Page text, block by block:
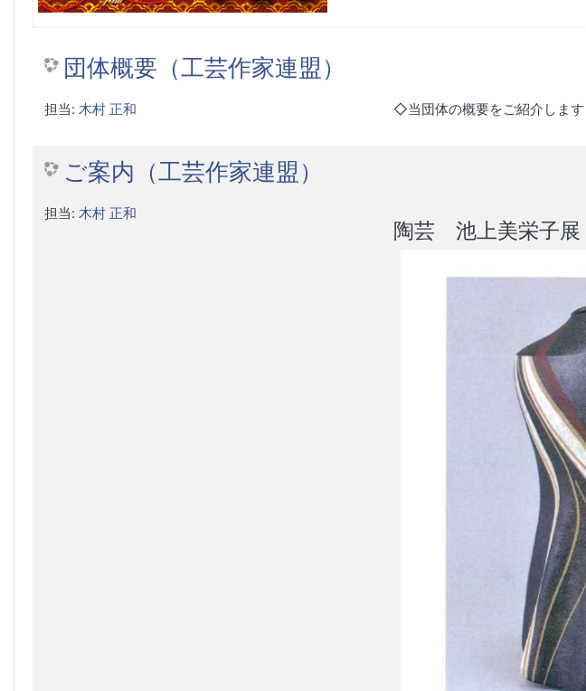
団体概要（工芸作家連盟）
◇当団体の概要をご紹介します
担当: 木村 正和
ご案内（工芸作家連盟）
陶芸 池上美栄子展
担当: 木村 正和